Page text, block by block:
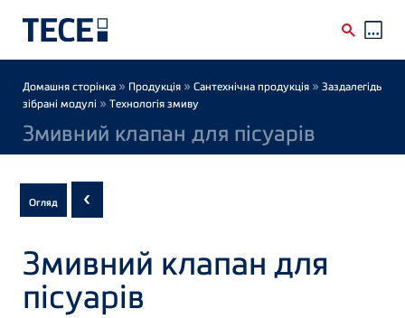
Breadcrumb
Домашня сторінка » Продукція » Сантехнічна продукція » Заздалегідь
зібрані модулі » Технологія змиву
Змивний клапан для пісуарів
Subnavigation
of
current
Product
Огляд ‹
Змивний клапан для
пісуарів